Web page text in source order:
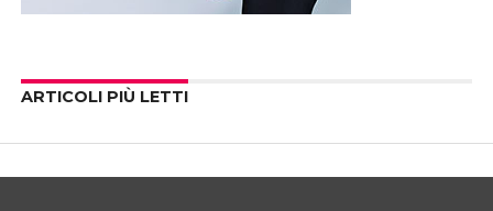
ARTICOLI PIÙ LETTI